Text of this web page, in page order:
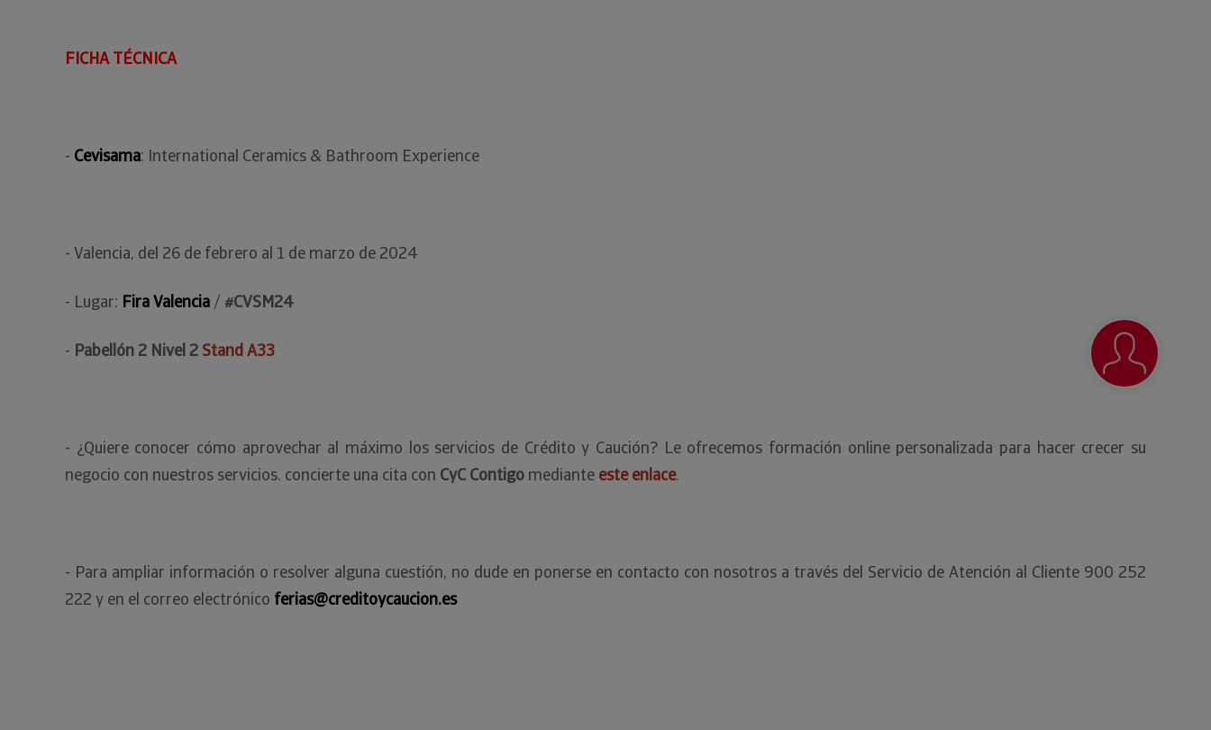
FICHA TÉCNICA
- Cevisama: International Ceramics & Bathroom Experience
- Valencia, del 26 de febrero al 1 de marzo de 2024
- Lugar: Fira Valencia / #CVSM24
- Pabellón 2 Nivel 2 Stand A33
- ¿Quiere conocer cómo aprovechar al máximo los servicios de Crédito y Caución? Le ofrecemos formación online personalizada para hacer crecer su
negocio con nuestros servicios. concierte una cita con CyC Contigo mediante este enlace.
- Para ampliar información o resolver alguna cuestión, no dude en ponerse en contacto con nosotros a través del Servicio de Atención al Cliente 900 252
222 y en el correo electrónico ferias@creditoycaucion.es